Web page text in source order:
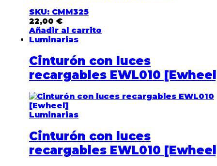
SKU: CMM325
22,00 €
Añadir al carrito
Luminarias
Cinturón con luces
recargables EWL010
Luminarias
Cinturón con luces
recargables EWL010